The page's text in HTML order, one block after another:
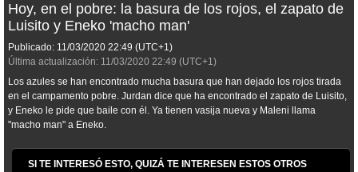
Hoy, en el pobre: la basura de los rojos, el zapato de
Luisito y Eneko 'macho man'
Publicado: 11/03/2020 22:49 (UTC+1)
Última actualización: 11/03/2020 22:49 (UTC+1)
Los azules se han encontrado mucha basura que han dejado los rojos tirada
en el campamento pobre. Jurdan dice que ha encontrado el zapato de Luisito,
y Eneko le pide que baile con él. Ya tienen vasija nueva y Maleni llama
"macho man" a Eneko.
SI TE INTERESÓ ESTO, QUIZÁ TE INTERESEN ESTOS OTROS